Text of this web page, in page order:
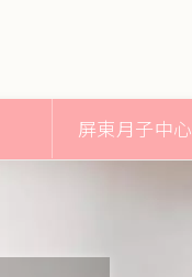
屏東月子中心